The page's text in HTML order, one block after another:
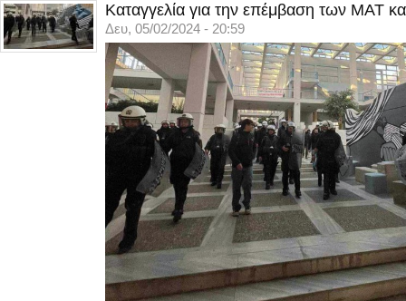
Καταγγελία για την επέμβαση των ΜΑΤ
Δευ, 05/02/2024 - 20:59